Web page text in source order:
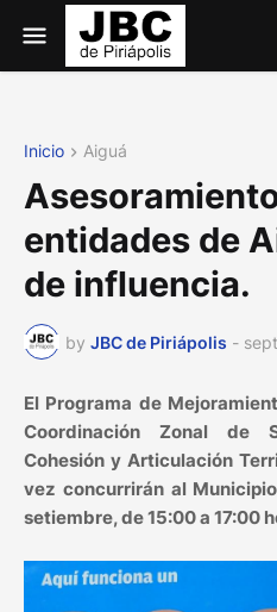
Inicio Aiguá
entidades de
de influencia.
by JBC de Piriápolis -
El Programa de
Coordinación Zonal de
Cohesión y Articulación
vez concurrirán al
setiembre, de 15:00 a 17:00